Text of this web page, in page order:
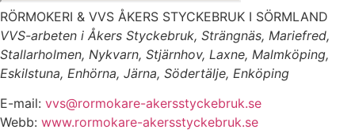
RÖRMOKERI & VVS ÅKERS STYCKEBRUK I SÖRMLAND
VVS-arbeten i Åkers Styckebruk, Strängnäs, Mariefred,
Stallarholmen, Nykvarn, Stjärnhov, Laxne, Malmköping,
Eskilstuna, Enhörna, Järna, Södertälje, Enköping
E-mail: vvs@rormokare-akersstyckebruk.se
Webb: www.rormokare-akersstyckebruk.se